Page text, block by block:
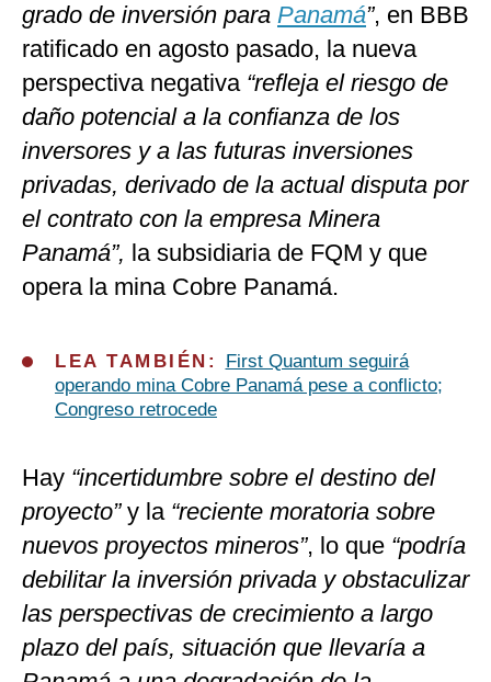
grado de inversión para Panamá”, en BBB
ratificado en agosto pasado, la nueva
perspectiva negativa“refleja el riesgo de
daño potencial a la confianza de los
inversores y a las futuras inversiones
privadas, derivado de la actual disputa por
el contrato con la empresa Minera
Panamá”, la subsidiaria de FQM y que
opera la mina Cobre Panamá.
LEA TAMBIÉN:
First Quantum seguirá
operando mina Cobre Panamá pese a conflicto;
Congreso retrocede
Hay “incertidumbre sobre el destino del
proyecto” y la“reciente moratoria sobre
nuevos proyectos mineros”, lo que “podría
debilitar la inversión privada y obstaculizar
las perspectivas de crecimiento a largo
plazo del país, situación que llevaría a